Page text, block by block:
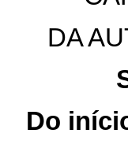
DA
Do